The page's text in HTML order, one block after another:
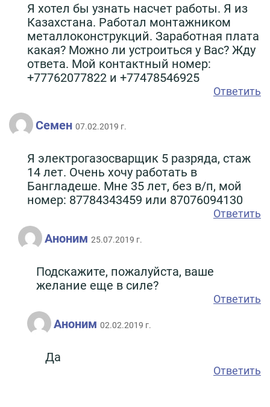
Я хотел бы узнать насчет работы. Я из
Казахстана. Работал монтажником
металлоконструкций. Заработная плата
какая? Можно ли устроиться у Вас? Жду
ответа. Мой контактный номер:
+77762077822 и +77478546925
Ответить
Семен 07.02.2019 г.
Я электрогазосварщик 5 разряда, стаж
14 лет. Очень хочу работать в
Бангладеше. Мне 35 лет, без в/п, мой
номер: 87784343459 или 87076094130
Ответить
Аноним 25.07.2019 г.
Подскажите, пожалуйста, ваше
желание еще в силе?
Ответить
Аноним 02.02.2019 г.
Да
Ответить